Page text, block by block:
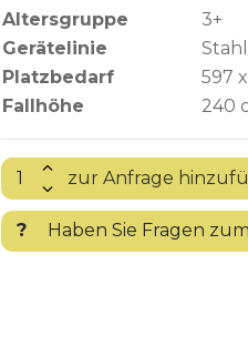
Altersgruppe
3+
Gerätelinie
Stahl
Platzbedarf
597
Fallhöhe
240
? Haben Sie Fragen